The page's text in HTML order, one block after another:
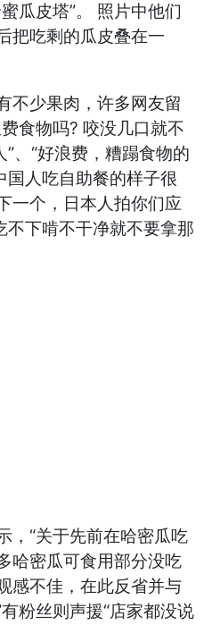
瓜皮塔”。 照片中他们
把吃剩的瓜皮叠在一
不少果肉，许多网友留
食物吗? 咬没几口就不
、“好浪费，糟蹋食物的
国人吃自助餐的样子很
一个，日本人拍你们应
不下啃不干净就不要拿那
，“关于先前在哈密瓜吃
哈密瓜可食用部分没吃
感不佳，在此反省并与
粉丝则声援“店家都没说